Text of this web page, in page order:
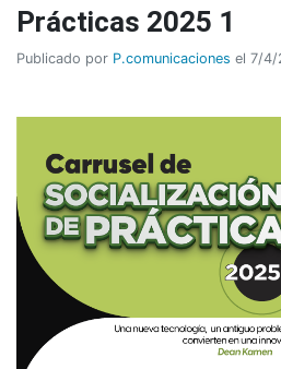
Prácticas 2025 1
Publicado por P.comunicaciones el 7/4/